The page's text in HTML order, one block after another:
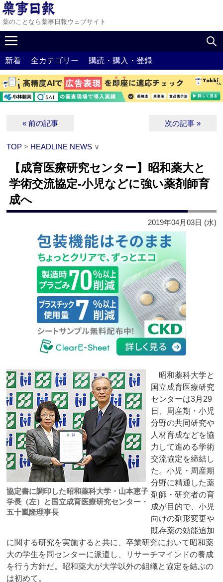
薬のことなら薬事日報ウェブサイト
新着 全カテゴリー 購読・購入・登録
« 前の記事 次の記事 »
TOP > HEADLINE NEWS ∨
【成育医療研究センター】昭和薬大と
学術交流協定‐小児などに強い薬剤師育
成へ
2019年04月03日 (水)
協定書に調印した昭和薬科大学・山本恵子
学長（左）と国立成育医療研究センター・
五十嵐隆理事長
昭和薬科大学と
国立成育医療研究
センターは3月29
日、周産期・小児
分野の共同研究や
人材育成などを協
力して進める学術
交流協定を締結し
た。小児・周産期
分野に精通した薬
剤師・研究者の育
成が目的で、小児
向けの剤形変更や
既存薬の効能追加
に関する研究を実施すると共に、卒業研究において昭和薬
大の学生を同センターに派遣し、リサーチマインドの養成
を行う方針だ。昭和薬大が大学以外の組織と協定を結ぶの
は初めて。